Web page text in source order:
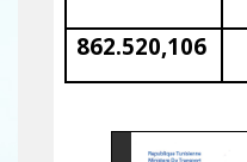
862.520,106